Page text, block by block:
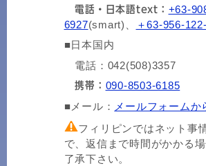
電話・日本語text： +63-
6927(smart)、 ＋63-956-
■日本国内
電話：042(508)3357
携帯： 090-8503-6185
■メール： メールフォームか
フィリピンではネット事
で、返信まで時間がかかる
了承下さい。